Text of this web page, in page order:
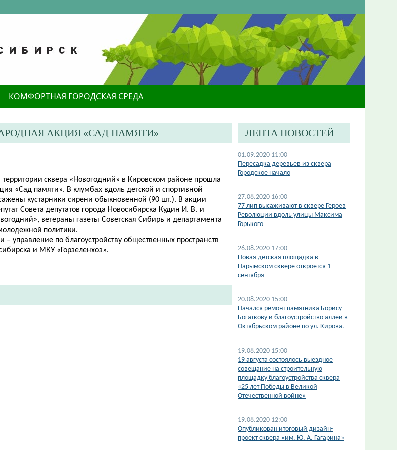
КОМФОРТНАЯ ГОРОДСКАЯ СРЕДА
АКЦИЯ «САД ПАМЯТИ»
сквера «Новогодний» в Кировском районе прошла
«Сад памяти». В клумбах вдоль детской и спортивной
кустарники сирени обыкновенной (90 шт.). В акции
Совета депутатов города Новосибирска Кудин И. В. и
ветераны газеты Советская Сибирь и департамента
политики.
– управление по благоустройству общественных пространств
и МКУ «Горзеленхоз».
ЛЕНТА НОВОСТЕЙ
01.09.2020 11:00
Пересадка деревьев из сквера
Городское начало
27.08.2020 16:00
77 лип высаживают в сквере Героев
Революции вдоль улицы Максима
Горького
26.08.2020 17:00
Новая детская площадка в
Нарымском сквере откроется 1
сентября
20.08.2020 15:00
Начался ремонт памятника Борису
Богаткову и благоустройство аллеи в
Октябрьском районе по ул. Кирова.
19.08.2020 15:00
19 августа состоялось выездное
совещание на строительную
площадку благоустройства сквера
«25 лет Победы в Великой
Отечественной войне»
19.08.2020 12:00
Опубликован итоговый дизайн-
проект сквера «им. Ю. А. Гагарина»